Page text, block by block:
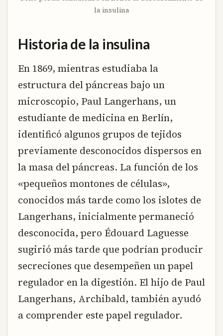
la insulina
Historia de la insulina
En 1869, mientras estudiaba la
estructura del páncreas bajo un
microscopio, Paul Langerhans, un
estudiante de medicina en Berlín,
identificó algunos grupos de tejidos
previamente desconocidos dispersos en
la masa del páncreas. La función de los
«pequeños montones de células»,
conocidos más tarde como los islotes de
Langerhans, inicialmente permaneció
desconocida, pero Édouard Laguesse
sugirió más tarde que podrían producir
secreciones que desempeñen un papel
regulador en la digestión. El hijo de Paul
Langerhans, Archibald, también ayudó
a comprender este papel regulador.